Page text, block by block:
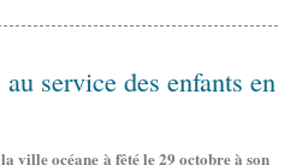
service des enfants en
ville océane à fêté le 29 octobre à son